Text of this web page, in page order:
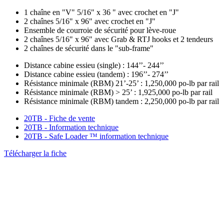
Spécifications
des
chaînes/tendeurs
1 chaîne en "V" 5/16" x 36 " avec crochet en "J"
2 chaînes 5/16" x 96" avec crochet en "J"
Ensemble de courroie de sécurité pour lève-roue
2 chaînes 5/16" x 96" avec Grab & RTJ hooks et 2 tendeurs
2 chaînes de sécurité dans le "sub-frame"
Exigences
du
châssis
Distance cabine essieu (single) : 144’’- 244’’
Distance cabine essieu (tandem) : 196’’- 274’’
Résistance minimale (RBM) 21’-25’ : 1,250,000 po-lb par rail
Résistance minimale (RBM) > 25’ : 1,925,000 po-lb par rail
Résistance minimale (RBM) tandem : 2,250,000 po-lb par rail
Documentation
20TB - Fiche de vente
20TB - Information technique
20TB - Safe Loader ™ information technique
Télécharger la fiche